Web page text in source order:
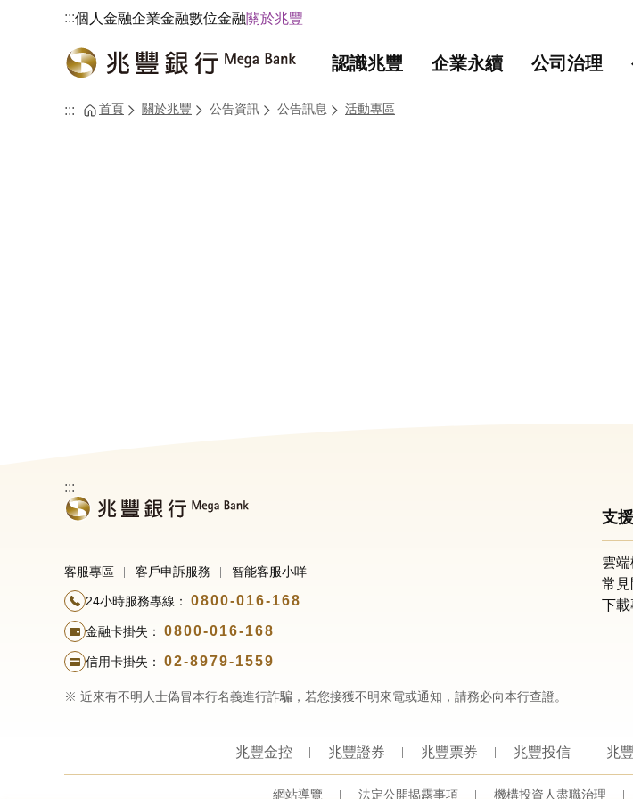
:::個人金融企業金融數位金融關於兆豐
認識兆豐 企業永續 公司治理
::: 首頁 關於兆豐 公告資訊 公告訊息 活動專區
:::
客服專區 客戶申訴服務 智能客服小咩
24小時服務專線： 0800-016-168
金融卡掛失： 0800-016-168
信用卡掛失： 02-8979-1559
※ 近來有不明人士偽冒本行名義進行詐騙，若您接獲不明來電或通知，請務必向本行查證。
支
雲端
常見
下載
兆豐金控 兆豐證券 兆豐票券 兆豐投信 兆
網站導覽 法定公開揭露事項 機構投資人盡職治理